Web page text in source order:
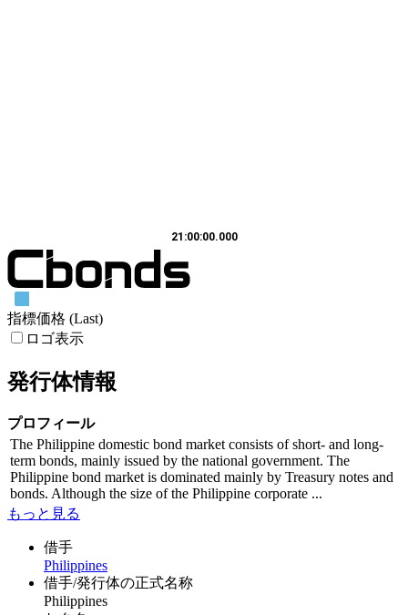
21:00:00.000
指標価格 (Last)
ロゴ表示
発行体情報
プロフィール
The Philippine domestic bond market consists of short- and long-
term bonds, mainly issued by the national government. The
Philippine bond market is dominated mainly by Treasury notes and
bonds. Although the size of the Philippine corporate ...
もっと見る
借手
Philippines
借手/発行体の正式名称
Philippines